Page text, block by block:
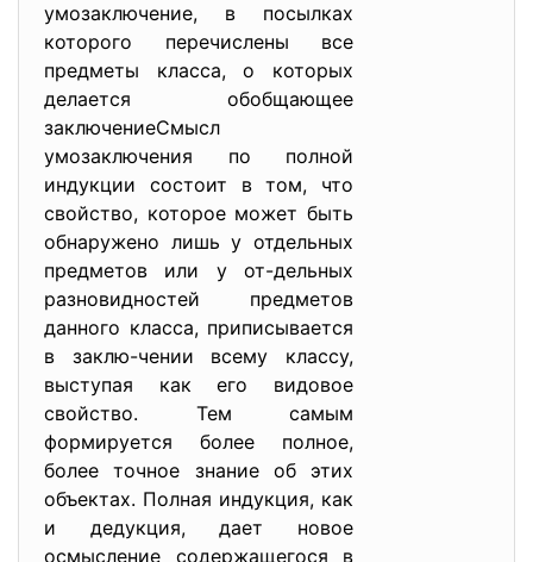
умозаключение, в посылках
которого перечислены все
предметы класса, о которых
делается обобщающее
заключениеСмысл
умозаключения по полной
индукции состоит в том, что
свойство, которое может быть
обнаружено лишь у отдельных
предметов или у от-дельных
разновидностей предметов
данного класса, приписывается
в заклю-чении всему классу,
выступая как его видовое
свойство. Тем самым
формируется более полное,
более точное знание об этих
объектах. Полная индукция, как
и дедукция, дает новое
осмысление содержащегося в